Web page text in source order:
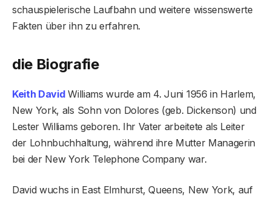
schauspielerische Laufbahn und weitere wissenswerte
Fakten über ihn zu erfahren.
die Biografie
Keith DavidWilliams wurde am 4. Juni 1956 in Harlem,
New York, als Sohn von Dolores (geb. Dickenson) und
Lester Williams geboren. Ihr Vater arbeitete als Leiter
der Lohnbuchhaltung, während ihre Mutter Managerin
bei der New York Telephone Company war.
David wuchs in East Elmhurst, Queens, New York, auf